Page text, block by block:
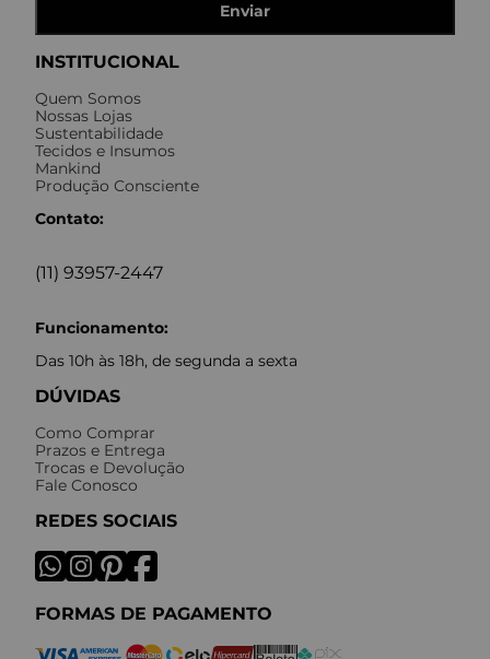
INSTITUCIONAL
Quem Somos
Nossas Lojas
Sustentabilidade
Tecidos e Insumos
Mankind
Produção Consciente
Contato:
(11) 93957-2447
Funcionamento:
Das 10h às 18h, de segunda a sexta
DÚVIDAS
Como Comprar
Prazos e Entrega
Trocas e Devolução
Fale Conosco
REDES SOCIAIS
FORMAS DE PAGAMENTO
Enviar